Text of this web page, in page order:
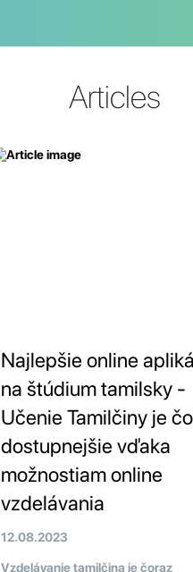
Articles
Najlepšie online
na štúdium tamilsky -
Učenie Tamilčiny je
dostupnejšie vďaka
možnostiam online
vzdelávania
12.08.2023
Vzdelávanie tamilčina je čoraz